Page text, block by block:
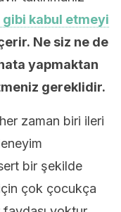
kabul etmeyi
Ne siz ne de
yapmaktan
gereklidir.
zaman biri ileri
bir şekilde
çok çocukça